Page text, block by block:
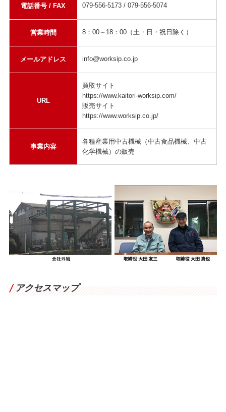
電話番号 / FAX 079-556-5173 / 079-556-5074
営業時間 8：00～18：00（土・日・祝日除く）
メールアドレス info@worksip.co.jp
URL
買取サイト
https://www.kaitori-worksip.com/
販売サイト
https://www.worksip.co.jp/
事業内容
各種産業用中古機械（中古食品機械、中古
化学機械）の販売
アクセスマップ